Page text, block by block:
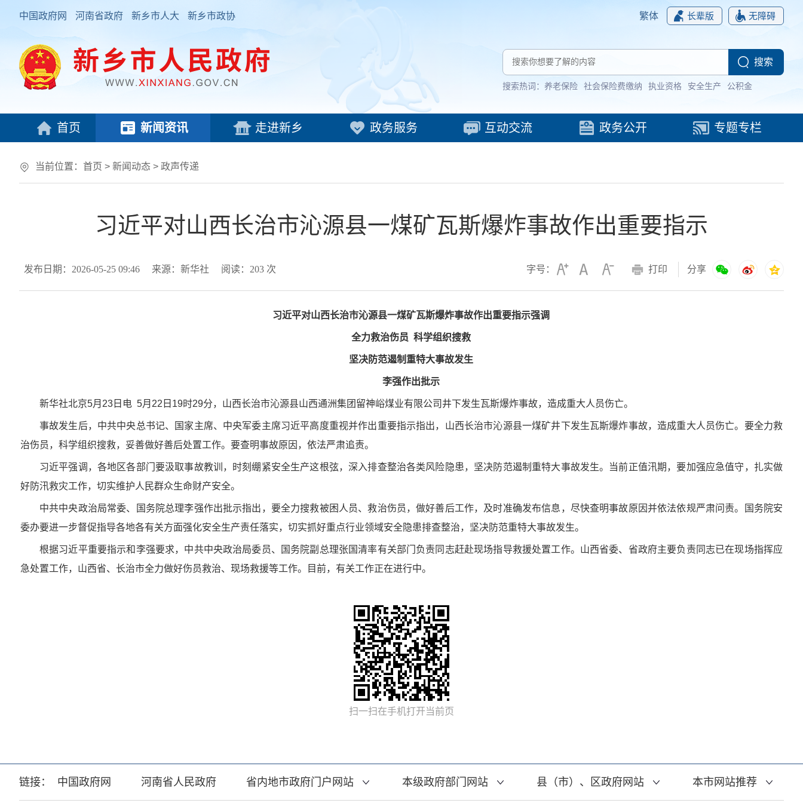
中国政府网 河南省政府 新乡市人大 新乡市政协 繁体 长辈版 无障碍
搜索热词： 养老保险 社会保险费缴纳 执业资格 安全生产 公积金
首页 新闻资讯 走进新乡 政务服务 互动交流 政务公开 专题专栏
当前位置： 首页 > 新闻动态 > 政声传递
习近平对山西长治市沁源县一煤矿瓦斯爆炸事故作出重要指示
发布日期：2026-05-25 09:46 来源：新华社 阅读： 203 次 字号： 打印 分享
习近平对山西长治市沁源县一煤矿瓦斯爆炸事故作出重要指示强调
全力救治伤员 科学组织搜救
坚决防范遏制重特大事故发生
李强作出批示
新华社北京5月23日电 5月22日19时29分，山西长治市沁源县山西通洲集团留神峪煤业有限公司井下发生瓦斯爆炸事故，造成重大人员伤亡。
事故发生后，中共中央总书记、国家主席、中央军委主席习近平高度重视并作出重要指示指出，山西长治市沁源县一煤矿井下发生瓦斯爆炸事故，造成重大人员伤亡。要全力救
治伤员，科学组织搜救，妥善做好善后处置工作。要查明事故原因，依法严肃追责。
习近平强调，各地区各部门要汲取事故教训，时刻绷紧安全生产这根弦，深入排查整治各类风险隐患，坚决防范遏制重特大事故发生。当前正值汛期，要加强应急值守，扎实做
好防汛救灾工作，切实维护人民群众生命财产安全。
中共中央政治局常委、国务院总理李强作出批示指出，要全力搜救被困人员、救治伤员，做好善后工作，及时准确发布信息，尽快查明事故原因并依法依规严肃问责。国务院安
委办要进一步督促指导各地各有关方面强化安全生产责任落实，切实抓好重点行业领域安全隐患排查整治，坚决防范重特大事故发生。
根据习近平重要指示和李强要求，中共中央政治局委员、国务院副总理张国清率有关部门负责同志赶赴现场指导救援处置工作。山西省委、省政府主要负责同志已在现场指挥应
急处置工作，山西省、长治市全力做好伤员救治、现场救援等工作。目前，有关工作正在进行中。
扫一扫在手机打开当前页
链接： 中国政府网 河南省人民政府 省内地市政府门户网站 本级政府部门网站 县（市）、区政府网站 本市网站推荐